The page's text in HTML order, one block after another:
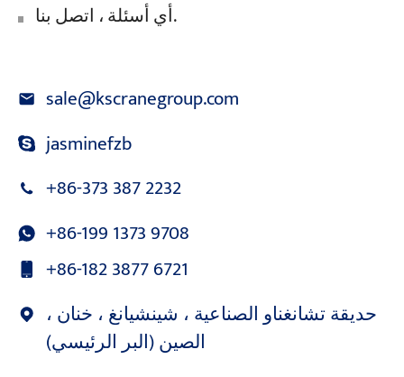
أي أسئلة ، اتصل بنا.
sale@kscranegroup.com
jasminefzb
+86-373 387 2232
+86-199 1373 9708
+86-182 3877 6721
حديقة تشانغناو الصناعية ، شينشيانغ ، خنان ،
الصين (البر الرئيسي)